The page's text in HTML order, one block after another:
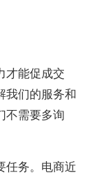
能促成交
我们的服务和
不需要多询
务。电商近